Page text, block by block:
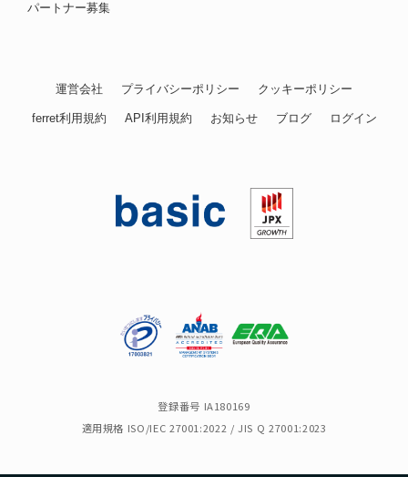
パートナー募集
運営会社 プライバシーポリシー クッキーポリシー
ferret利用規約 API利用規約 お知らせ ブログ ログイン
登録番号 IA180169
適用規格 ISO/IEC 27001:2022 / JIS Q 27001:2023